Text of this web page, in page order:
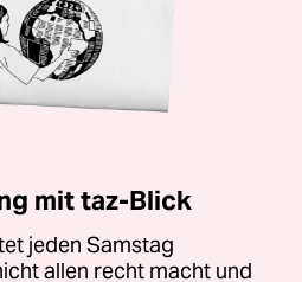
mit taz-Blick
jeden Samstag
allen recht macht und